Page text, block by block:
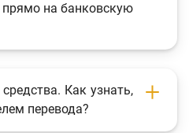
прямо на банковскую
Как узнать,
перевода?